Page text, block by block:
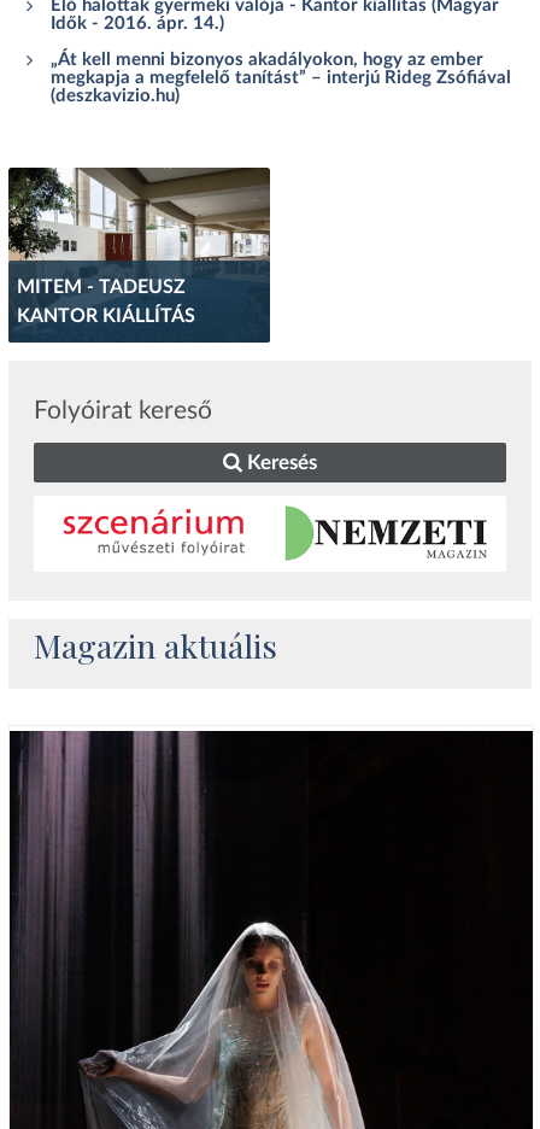
Élő halottak gyermeki valója - Kantor kiállítas (Magyar
Idők - 2016. ápr. 14.)
„Át kell menni bizonyos akadályokon, hogy az ember
megkapja a megfelelő tanítást” – interjú Rideg Zsófiával
(deszkavizio.hu)
MITEM - TADEUSZ
KANTOR KIÁLLÍTÁS
Folyóirat kereső
Keresés
Magazin aktuális